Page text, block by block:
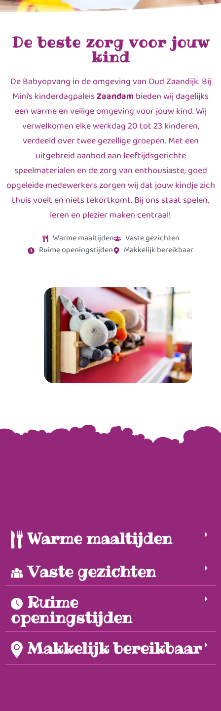
De beste zorg voor jouw
kind
De Babyopvang in de omgeving van Oud Zaandijk. Bij
Mini’s kinderdagpaleisZaandam bieden wij dagelijks
een warme en veilige omgeving voor jouw kind. Wij
verwelkomen elke werkdag 20 tot 23 kinderen,
verdeeld over twee gezellige groepen. Met een
uitgebreid aanbod aan leeftijdsgerichte
speelmaterialen en de zorg van enthousiaste, goed
opgeleide medewerkers zorgen wij dat jouw kindje zich
thuis voelt en niets tekortkomt. Bij ons staat spelen,
leren en plezier maken centraal!
Warme maaltijden
Vaste gezichten
Ruime openingstijden
Makkelijk bereikbaar
Warme maaltijden
Vaste gezichten
Ruime
openingstijden
Makkelijk bereikbaar